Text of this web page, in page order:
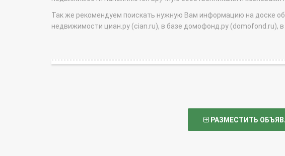
Так же рекомендуем поискать нужную Вам информацию на доске
недвижимости циан.ру (cian.ru), в базе домофонд.ру (domofond.ru), в
РАЗМЕСТИТЬ